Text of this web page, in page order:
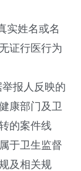
实姓名或名
证行医行为
报人反映的
康部门及卫
的案件线
于卫生监督
及相关规